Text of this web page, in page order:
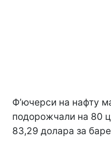
Ф’ючерси на нафту
подорожчали на 80
83,29 долара за